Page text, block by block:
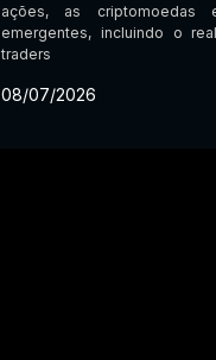
ações, as
emergentes, incluindo o
traders
08/07/2026